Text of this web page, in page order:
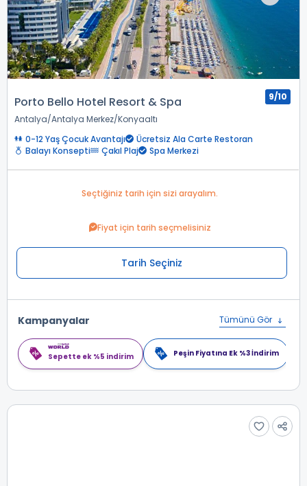
Porto Bello Hotel Resort & Spa
Antalya Antalya Merkez Konyaaltı
9/10
0-12 Yaş Çocuk Avantajı
Ücretsiz Ala Carte Restoran
Balayı Konsepti
Çakıl Plaj Spa Merkezi
Seçtiğiniz tarih için sizi arayalım.
Fiyat için tarih seçmelisiniz
Tarih Seçiniz
Kampanyalar Tümünü Gör
Sepette ek %5 indirim Peşin Fiyatına Ek %3 İndirim